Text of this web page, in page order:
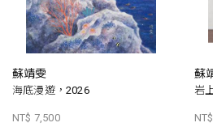
蘇靖雯
海底漫遊，2026
NT$ 7,500
蘇
岩